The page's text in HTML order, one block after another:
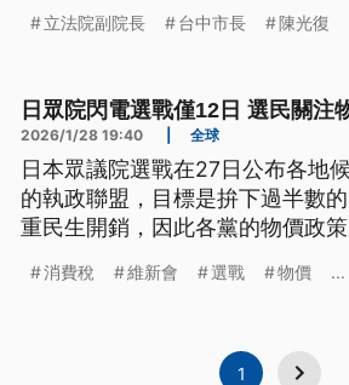
立法院副院長 台中市長 陳光復
日眾院閃電選戰僅12日 選民關注
2026/1/28 19:40 全球
日本眾議院選戰在27日公布各地
的執政聯盟，目標是拚下過半數
重民生開銷，因此各黨的物價政
難以深度討論。
消費稅 維新會 選戰 物價 ...
1